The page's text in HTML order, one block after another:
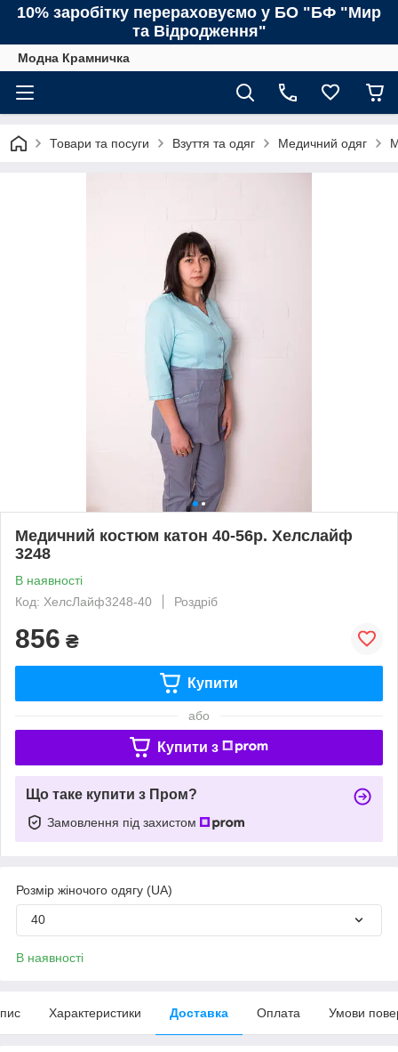
10% заробітку перераховуємо у БО "БФ "Мир
та Відродження"
Модна Крамничка
Товари та посуги Взуття та одяг Медичний одяг
Медичний костюм катон 40-56р. Хелслайф
3248
В наявності
Код: ХелсЛайф3248-40
Роздріб
856 ₴
Купити
або
Купити з
Що таке купити з Пром?
Замовлення під захистом
Розмір жіночого одягу (UA)
40
В наявності
Характеристики Доставка Оплата Умови